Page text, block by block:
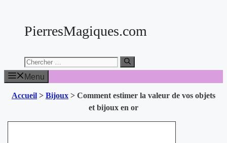
contenuPierresMagiques.com
Chercher:
Menu
Accueil > Bijoux > Comment estimer la valeur de vos objets
et bijoux en or